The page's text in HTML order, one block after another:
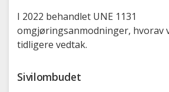
I 2022 behandlet UNE 1131
omgjøringsanmodninger, hvorav
tidligere vedtak.
Sivilombudet